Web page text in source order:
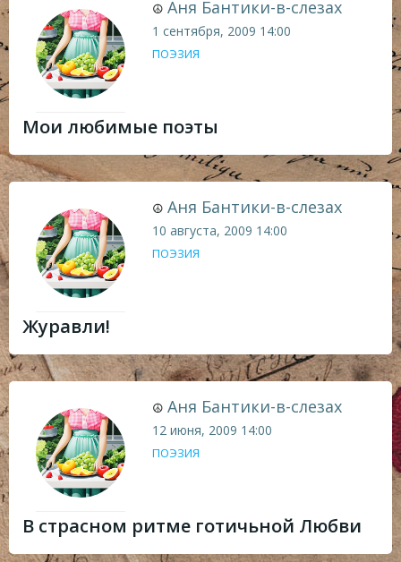
☮ Аня Бантики-в-слезах
1 сентября, 2009 14:00
ПОЭЗИЯ
Мои любимые поэты
☮ Аня Бантики-в-слезах
10 августа, 2009 14:00
ПОЭЗИЯ
Журавли!
☮ Аня Бантики-в-слезах
12 июня, 2009 14:00
ПОЭЗИЯ
В страсном ритме готичьной Любви